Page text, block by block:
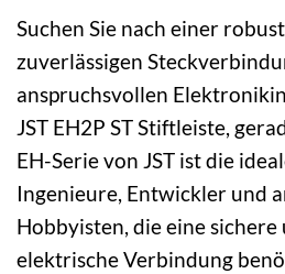
Suchen Sie nach einer
zuverlässigen
anspruchsvollen
JST EH2P ST Stiftleiste,
EH-Serie von JST ist die
Ingenieure, Entwickler und
Hobbyisten, die eine sichere
elektrische Verbindung